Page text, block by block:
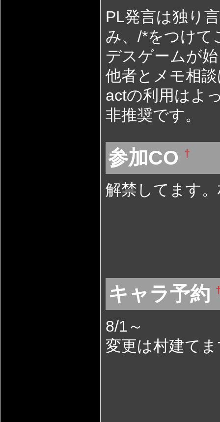
PL発言は独り
み、/*をつけて
デスゲームが
他者とメモ相
actの利用はよ
非推奨です。
参加CO †
解禁してます
キャラ予約
8/1～
変更は村建て